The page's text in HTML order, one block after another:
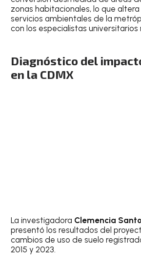
zonas habitacionales, lo que
servicios ambientales de la
con los especialistas universitarios
Diagnóstico del
en la CDMX
La investigadora Clemencia
presentó los resultados del
cambios de uso de suelo
2015 y 2023.